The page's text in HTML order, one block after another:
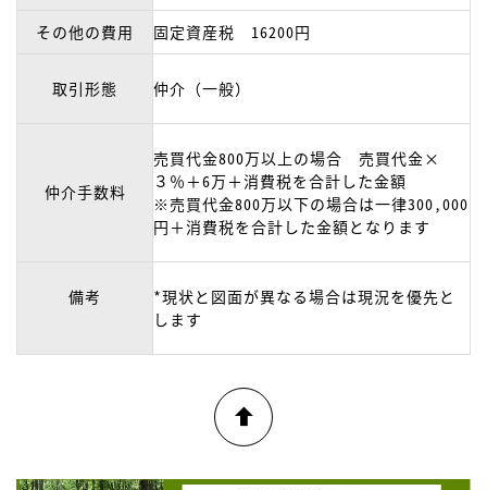
その他の費用
固定資産税 16200円
取引形態 仲介（一般）
仲介手数料
売買代金800万以上の場合 売買代金×
３％＋6万＋消費税を合計した金額
※売買代金800万以下の場合は一律300,000
円＋消費税を合計した金額となります
備考
*現状と図面が異なる場合は現況を優先と
します